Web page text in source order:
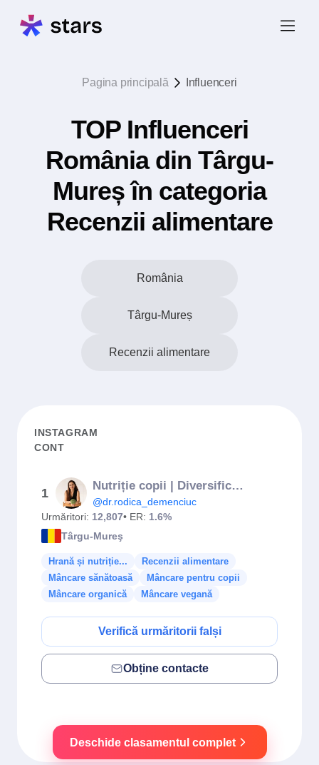
Pagina principală Influenceri
TOP Influenceri
România din Târgu-
Mureș în categoria
Recenzii alimentare
România
Târgu-Mureș
Recenzii alimentare
INSTAGRAM
CONT
1
Nutriție copii | Diversificare | Gastroenterologie pediatrică
@dr.rodica_demenciuc
Urmăritori: 12,807• ER: 1.6%
Târgu-Mureş
Hrană și nutriție...
Recenzii alimentare
Mâncare sănătoasă
Mâncare pentru copii
Mâncare organică
Mâncare vegană
Verifică urmăritorii falși
Obține contacte
Deschide clasamentul complet